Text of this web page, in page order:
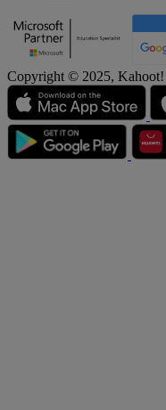
Copyright © 2025, Kahoot!